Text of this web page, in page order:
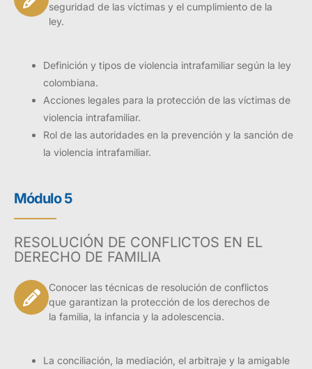
seguridad de las víctimas y el cumplimiento de la
ley.
Definición y tipos de violencia intrafamiliar según la ley
colombiana.
Acciones legales para la protección de las víctimas de
violencia intrafamiliar.
Rol de las autoridades en la prevención y la sanción de
la violencia intrafamiliar.
Módulo 5
RESOLUCIÓN DE CONFLICTOS EN EL
DERECHO DE FAMILIA
Conocer las técnicas de resolución de conflictos
que garantizan la protección de los derechos de
la familia, la infancia y la adolescencia.
La conciliación, la mediación, el arbitraje y la amigable